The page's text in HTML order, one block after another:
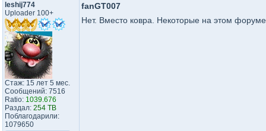
leshij774
Uploader 100+
Стаж: 15 лет 5 мес.
Сообщений: 7516
Ratio: 1039.676
Раздал: 254 TB
Поблагодарили:
1079650
fanGT007
Нет. Вместо ковра. Некоторые на этом